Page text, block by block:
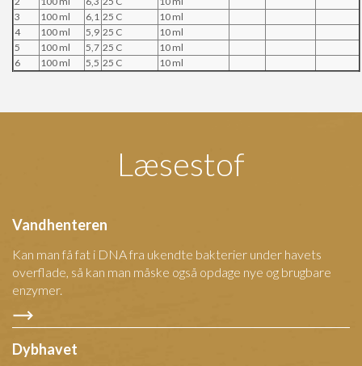
3
100 ml 6,1 25 C
10 ml
4
100 ml 5,9 25 C
10 ml
5
100 ml 5,7 25 C
10 ml
6
100 ml 5,5 25 C 10 ml
Læsestof
Vandhenteren
Kan man få fat i DNA fra ukendte bakterier under havets
overflade, så kan man måske også opdage nye og brugbare
enzymer.
Dybhavet